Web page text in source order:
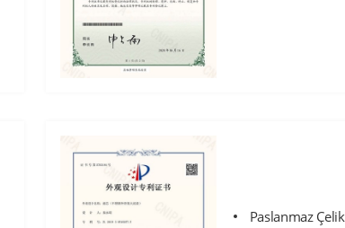
Paslanmaz